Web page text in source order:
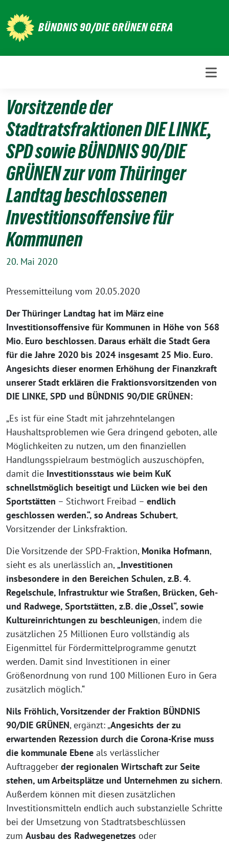
zum
Inhalt
BÜNDNIS 90/DIE GRÜNEN GERA
Vorsitzende der
Stadtratsfraktionen DIE LINKE,
SPD sowie BÜNDNIS 90/DIE
GRÜNEN zur vom Thüringer
Landtag beschlossenen
Investitionsoffensive für
Kommunen
20. Mai 2020
Pressemitteilung vom 20.05.2020
Der Thüringer Landtag hat im März eine
Investitionsoffensive für Kommunen in Höhe von 568
Mio. Euro beschlossen. Daraus erhält die Stadt Gera
für die Jahre 2020 bis 2024 insgesamt 25 Mio. Euro.
Angesichts dieser enormen Erhöhung der Finanzkraft
unserer Stadt erklären die Fraktionsvorsitzenden von
DIE LINKE, SPD und BÜNDNIS 90/DIE GRÜNEN:
„Es ist für eine Stadt mit jahrzehntelangen
Haushaltsproblemen wie Gera dringend geboten, alle
Möglichkeiten zu nutzen, um den finanziellen
Handlungsspielraum bestmöglich auszuschöpfen,
damit die Investitionsstaus wie beim KuK
schnellstmöglich beseitigt und Lücken wie bei den
Sportstätten – Stichwort Freibad – endlich
geschlossen werden.“, so Andreas Schubert,
Vorsitzender der Linksfraktion.
Die Vorsitzende der SPD-Fraktion, Monika Hofmann,
sieht es als unerlässlich an,„Investitionen
insbesondere in den Bereichen Schulen, z.B. 4.
Regelschule, Infrastruktur wie Straßen, Brücken, Geh-
und Radwege, Sportstätten, z.B. die „Ossel“, sowie
Kultureinrichtungen zu beschleunigen, indem die
zusätzlichen 25 Millionen Euro vollständig als
Eigenmittel für Fördermittelprogramme genutzt
werden. Damit sind Investitionen in einer
Größenordnung von rund 100 Millionen Euro in Gera
zusätzlich möglich.“
Nils Fröhlich, Vorsitzender der Fraktion BÜNDNIS
90/DIE GRÜNEN, ergänzt: „Angesichts der zu
erwartenden Rezession durch die Corona-Krise muss
die kommunale Ebene als verlässlicher
Auftraggeber der regionalen Wirtschaft zur Seite
stehen, um Arbeitsplätze und Unternehmen zu sichern.
Außerdem können mit diesen zusätzlichen
Investitionsmitteln endlich auch substanzielle Schritte
bei der Umsetzung von Stadtratsbeschlüssen
zum Ausbau des Radwegenetzes oder